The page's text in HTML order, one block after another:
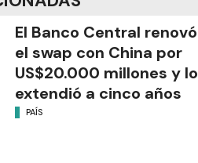
El Banco Central renovó
el swap con China por
US$20.000 millones y lo
extendió a cinco años
PAÍS